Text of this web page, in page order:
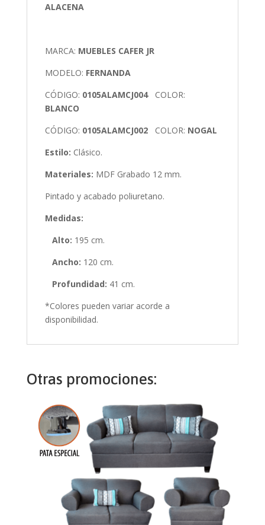
ALACENA
MARCA: MUEBLES CAFER JR
MODELO: FERNANDA
CÓDIGO: 0105ALAMCJ004
COLOR:
BLANCO
CÓDIGO: 0105ALAMCJ002 COLOR: NOGAL
Estilo: Clásico.
Materiales: MDF Grabado 12 mm.
Pintado y acabado poliuretano.
Medidas:
Alto: 195 cm.
Ancho: 120 cm.
Profundidad: 41 cm.
*Colores pueden variar acorde a
disponibilidad.
Otras promociones: